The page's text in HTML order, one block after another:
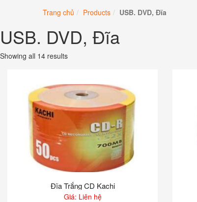
nội
dung
Trang chủ Products USB. DVD, Đĩa
USB. DVD, Đĩa
Showing all 14 results
Đĩa Trắng CD Kachi
Giá: Liên hệ